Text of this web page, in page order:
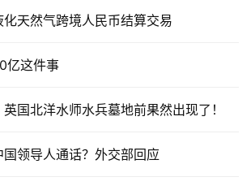
天然气跨境人民币结算交易
亿这件事
国北洋水师水兵墓地前果然出现了！
领导人通话？外交部回应